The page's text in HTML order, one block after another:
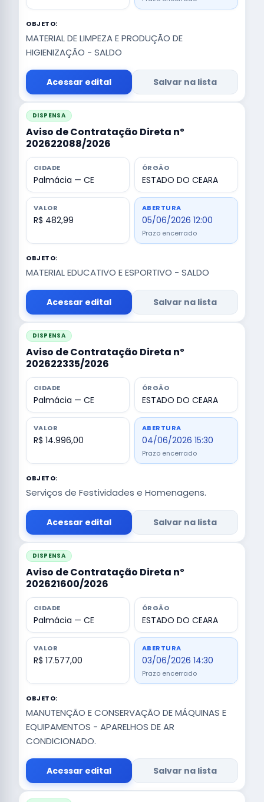
OBJETO:
MATERIAL DE LIMPEZA E PRODUÇÃO DE
HIGIENIZAÇÃO - SALDO
Acessar edital Salvar na lista
DISPENSA
Aviso de Contratação Direta nº
202622088/2026
CIDADE
Palmácia — CE
ÓRGÃO
ESTADO DO CEARA
VALOR
R$ 482,99
ABERTURA
05/06/2026 12:00
Prazo encerrado
OBJETO:
MATERIAL EDUCATIVO E ESPORTIVO - SALDO
Acessar edital Salvar na lista
DISPENSA
Aviso de Contratação Direta nº
202622335/2026
CIDADE
Palmácia — CE
ÓRGÃO
ESTADO DO CEARA
VALOR
R$ 14.996,00
ABERTURA
04/06/2026 15:30
Prazo encerrado
OBJETO:
Serviços de Festividades e Homenagens.
Acessar edital Salvar na lista
DISPENSA
Aviso de Contratação Direta nº
202621600/2026
CIDADE
Palmácia — CE
ÓRGÃO
ESTADO DO CEARA
VALOR
R$ 17.577,00
ABERTURA
03/06/2026 14:30
Prazo encerrado
OBJETO:
MANUTENÇÃO E CONSERVAÇÃO DE MÁQUINAS E
EQUIPAMENTOS - APARELHOS DE AR
CONDICIONADO.
Acessar edital Salvar na lista